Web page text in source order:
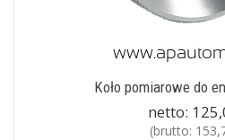
Koło pomiarowe do
netto:
(brutto: